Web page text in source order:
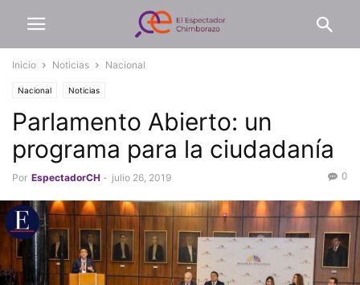
Inicio Noticias Nacional
Nacional Noticias
Parlamento Abierto: un
programa para la ciudadanía
Por EspectadorCH - julio 26, 2019 0